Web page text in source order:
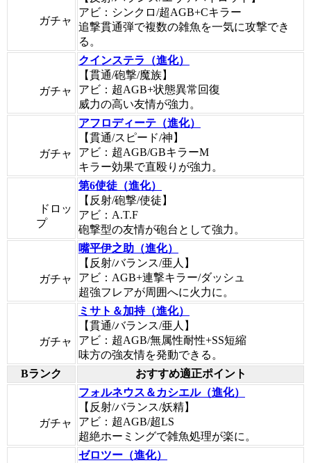
ガチャ
アビ：シンクロ/超AGB+Cキラー
追撃貫通弾で複数の雑魚を一気に攻撃でき
る。
ガチャ
クインステラ（進化）
【貫通/砲撃/魔族】
アビ：超AGB+状態異常回復
威力の高い友情が強力。
ガチャ
アフロディーテ（進化）
【貫通/スピード/神】
アビ：超AGB/GBキラーM
キラー効果で直殴りが強力。
ドロッ
プ
第6使徒（進化）
【反射/砲撃/使徒】
アビ：A.T.F
砲撃型の友情が砲台として強力。
ガチャ
嘴平伊之助（進化）
【反射/バランス/亜人】
アビ：AGB+連撃キラー/ダッシュ
超強フレアが周囲へに火力に。
ガチャ
ミサト＆加持（進化）
【貫通/バランス/亜人】
アビ：超AGB/無属性耐性+SS短縮
味方の強友情を発動できる。
Bランク
おすすめ適正ポイント
ガチャ
フォルネウス＆カシエル（進化）
【反射/バランス/妖精】
アビ：超AGB/超LS
超絶ホーミングで雑魚処理が楽に。
ゼロツー（進化）